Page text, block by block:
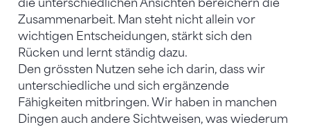
die unterschiedlichen Ansichten bereichern die
Zusammenarbeit. Man steht nicht allein vor
wichtigen Entscheidungen, stärkt sich den
Rücken und lernt ständig dazu.
Den grössten Nutzen sehe ich darin, dass wir
unterschiedliche und sich ergänzende
Fähigkeiten mitbringen. Wir haben in manchen
Dingen auch andere Sichtweisen, was wiederum